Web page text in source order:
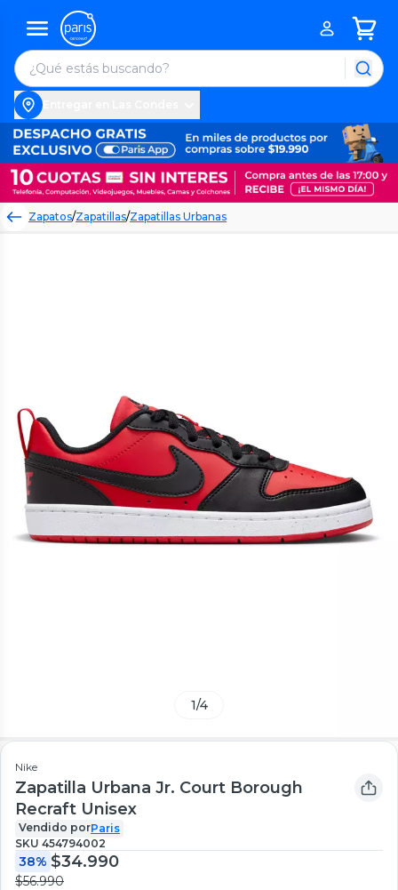
Zapatos/Zapatillas/Zapatillas Urbanas
1/4
Nike
Zapatilla Urbana Jr. Court Borough
Recraft Unisex
Vendido porParis
SKU 454794002
38% $34.990
$56.990